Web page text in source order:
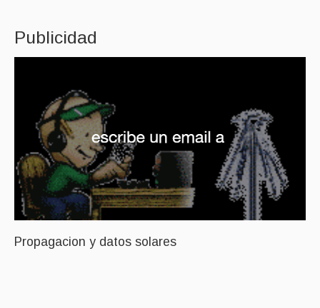
Publicidad
Propagacion y datos solares